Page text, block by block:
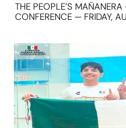
THE PEOPLE’S
CONFERENCE — FRIDAY,